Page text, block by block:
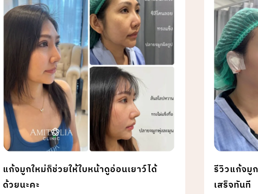
แก้จมูกใหม่ก็ช่วยให้ใบหน้าดูอ่อนเยาว์ได้
ด้วยนะคะ
รีวิวแก้จมู
เสร็จทันที